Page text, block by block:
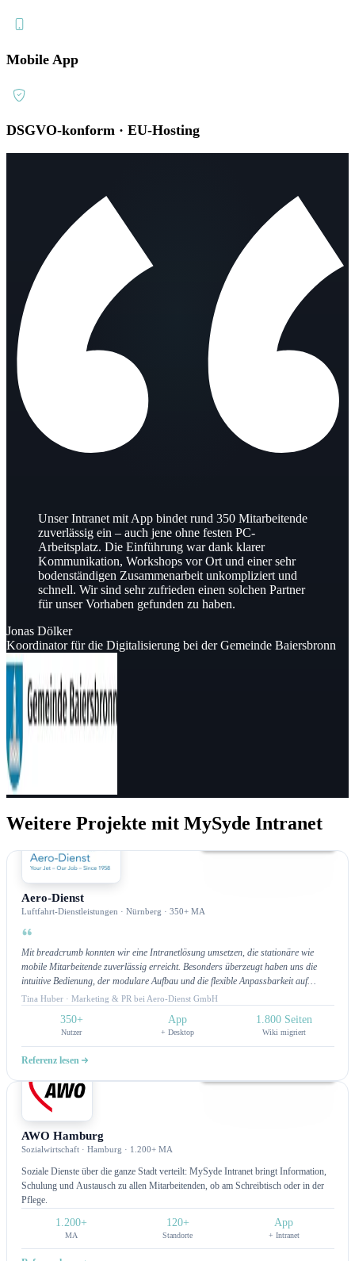
Mobile App
DSGVO-konform · EU-Hosting
Unser Intranet mit App bindet rund 350 Mitarbeitende
zuverlässig ein – auch jene ohne festen PC-
Arbeitsplatz. Die Einführung war dank klarer
Kommunikation, Workshops vor Ort und einer sehr
bodenständigen Zusammenarbeit unkompliziert und
schnell. Wir sind sehr zufrieden einen solchen Partner
für unser Vorhaben gefunden zu haben.
Jonas Dölker
Koordinator für die Digitalisierung bei der Gemeinde Baiersbronn
Weitere Projekte mit MySyde Intranet
Intranet
Aero-Dienst
Luftfahrt-Dienstleistungen · Nürnberg · 350+ MA
Mit breadcrumb konnten wir eine Intranetlösung umsetzen, die stationäre wie
mobile Mitarbeitende zuverlässig erreicht. Besonders überzeugt haben uns die
intuitive Bedienung, der modulare Aufbau und die flexible Anpassbarkeit auf
unsere Wünsche. Ein Highlight ist die App-Funktion mit Push-Benachrichtigungen,
über die wir unsere Teams direkt informieren können. Am meisten begeistert uns
jedoch der hervorragende Customer Service: schnelle Bearbeitung,
lösungsorientierte Unterstützung und ein Team, das jederzeit erreichbar ist. Wir
Tina Huber · Marketing & PR bei Aero-Dienst GmbH
350+
Nutzer
App
+ Desktop
1.800 Seiten
Wiki migriert
Referenz lesen
Intranet
AWO Hamburg
Sozialwirtschaft · Hamburg · 1.200+ MA
Soziale Dienste über die ganze Stadt verteilt: MySyde Intranet bringt Information,
Schulung und Austausch zu allen Mitarbeitenden, ob am Schreibtisch oder in der
Pflege.
1.200+
MA
120+
Standorte
App
+ Intranet